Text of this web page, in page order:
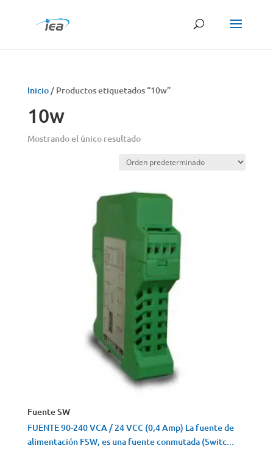
Inicio/ Productos etiquetados “10w”
10w
Mostrando el único resultado
Fuente SW
FUENTE 90-240 VCA / 24 VCC (0,4 Amp) La fuente de
alimentación FSW, es una fuente conmutada (Switc...